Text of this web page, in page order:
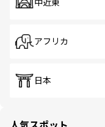
中近東
アフリカ
日本